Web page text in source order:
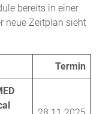
bereits in einer
neue Zeitplan sieht
Termin